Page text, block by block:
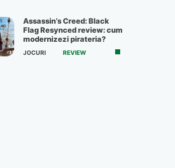
Assassin’s Creed: Black
Flag Resynced review: cum
modernizezi pirateria?
JOCURI REVIEW